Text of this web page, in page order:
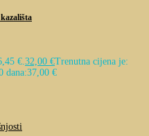
€.32,00 €Trenutna cijena je:
dana:37,00 €